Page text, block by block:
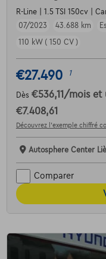
R-Line | 1.5 TSI 150cv |
07/2023
43.688 km
110 kW ( 150 CV )
€27.490 1
Dès €536,11 /mois et
€7.408,61
Découvrez l’exemple chiffré
Autosphere Center
Comparer